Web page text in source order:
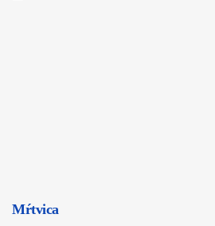
Mŕtvica